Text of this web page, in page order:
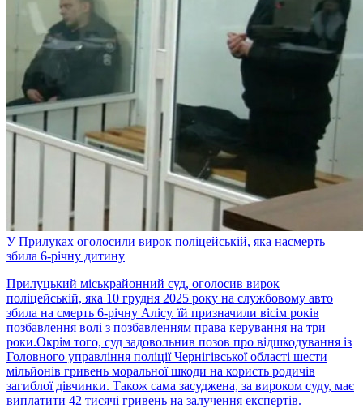
У Прилуках оголосили вирок поліцейській, яка насмерть
збила 6-річну дитину
Прилуцький міськрайонний суд, оголосив вирок
поліцейській, яка 10 грудня 2025 року на службовому авто
збила на смерть 6-річну Алісу. їй призначили вісім років
позбавлення волі з позбавленням права керування на три
роки.Окрім того, суд задовольнив позов про відшкодування із
Головного управління поліції Чернігівської області шести
мільйонів гривень моральної шкоди на користь родичів
загиблої дівчинки. Також сама засуджена, за вироком суду, має
виплатити 42 тисячі гривень на залучення експертів.